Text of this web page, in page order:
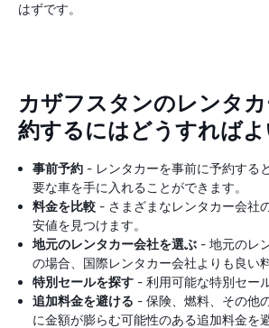
はずです。
カザフスタンのレンタ
約するにはどうすれば
事前予約 - レンタカーを事前に予約する
要な車を手に入れることができます。
料金を比較 - さまざまなレンタカー会社
安値を見つけます。
地元のレンタカー会社を選ぶ - 地元のレ
の場合、国際レンタカー会社よりも良い
特別セールを探す - 利用可能な特別セー
追加料金を避ける - 保険、燃料、その他
に金額が膨らむ可能性のある追加料金を